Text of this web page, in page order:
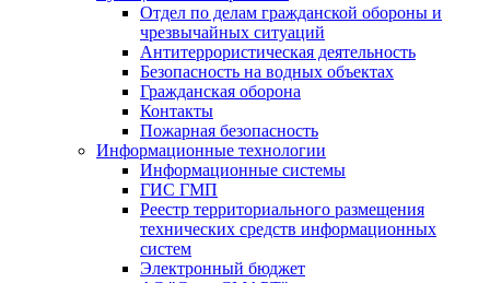
Отдел по делам гражданской обороны и
чрезвычайных ситуаций
Антитеррористическая деятельность
Безопасность на водных объектах
Гражданская оборона
Контакты
Пожарная безопасность
Информационные технологии
Информационные системы
ГИС ГМП
Реестр территориального размещения
технических средств информационных
систем
Электронный бюджет